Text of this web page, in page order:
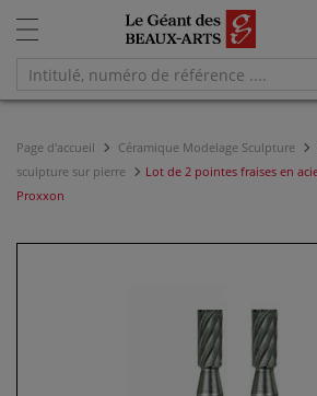
Page d'accueil Céramique Modelage Sculpture
sculpture sur pierre
Lot de 2 pointes fraises en
Proxxon